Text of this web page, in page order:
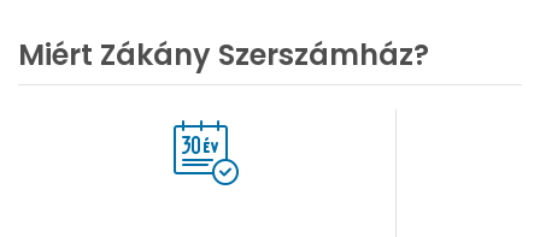
Miért Zákány Szerszámház?